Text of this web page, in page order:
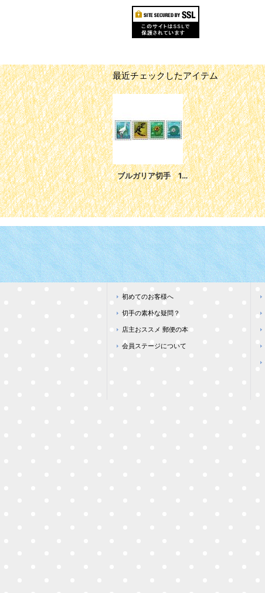
最近チェックしたアイテム
ブルガリア切手 1985年 自然と環境保護 鳥 シュバシコウ 植物 4種
初めてのお客様へ
切手の素朴な疑問？
店主おススメ 郵便の本
会員ステージについて